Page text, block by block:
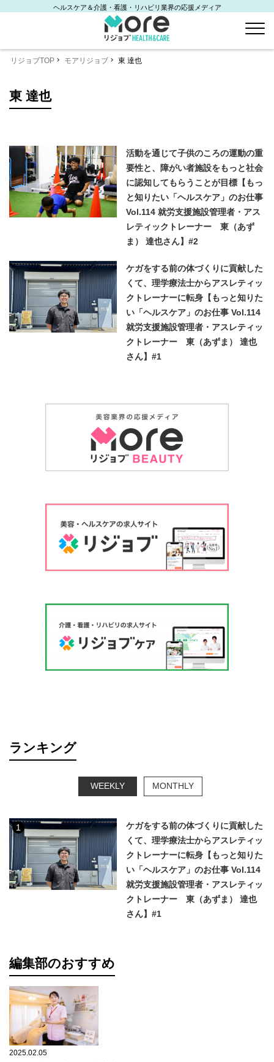
ヘルスケア＆介護・看護・リハビリ業界の応援メディア
リジョブTOP モアリジョブ 東 達也
東 達也
活動を通じて子供のころの運動の重
要性と、障がい者施設をもっと社会
に認知してもらうことが目標【もっ
と知りたい「ヘルスケア」のお仕事
Vol.114 就労支援施設管理者・アス
レティックトレーナー 東（あず
ま） 達也さん】#2
ケガをする前の体づくりに貢献した
くて、理学療法士からアスレティッ
クトレーナーに転身【もっと知りた
い「ヘルスケア」のお仕事 Vol.114
就労支援施設管理者・アスレティッ
クトレーナー 東（あずま） 達也
さん】#1
ランキング
WEEKLY MONTHLY
1
ケガをする前の体づくりに貢献した
くて、理学療法士からアスレティッ
クトレーナーに転身【もっと知りた
い「ヘルスケア」のお仕事 Vol.114
就労支援施設管理者・アスレティッ
クトレーナー 東（あずま） 達也
さん】#1
編集部のおすすめ
2025.02.05